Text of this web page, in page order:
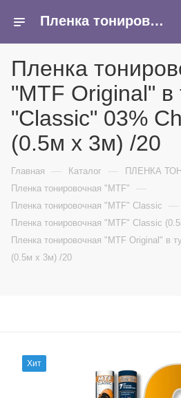
Пленка тонировочная "MTF Original" в тубе "Classic" 03% Сharcol (0.5м х 3м) /20 - купить в интернет-магазине Армина
Пленка
"MTF Original" в
"Classic" 03%
(0.5м х 3м) /20
Главная — Каталог — ПЛЕНКА
Пленка тонировочная "MTF" —
Пленка тонировочная "MTF" Classic —
Пленка тонировочная "MTF" Classic
Пленка тонировочная "MTF Original" в
(0.5м х 3м) /20
Хит